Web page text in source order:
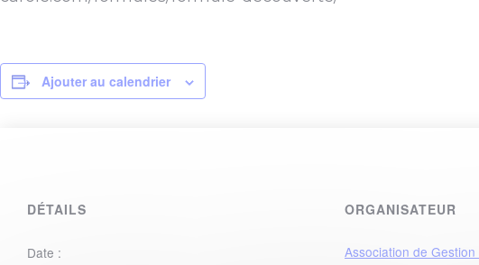
Ajouter au calendrier
DÉTAILS
Date :
ORGANISATEUR
Association de